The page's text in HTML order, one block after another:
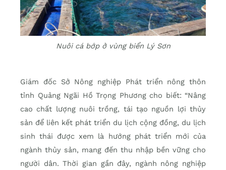
Nuôi cá bớp ở vùng biển Lý Sơn
Giám đốc Sở Nông nghiệp Phát triển nông thôn
tỉnh Quảng Ngãi Hồ Trọng Phương cho biết: “Nâng
cao chất lượng nuôi trồng, tái tạo nguồn lợi thủy
sản để liên kết phát triển du lịch cộng đồng, du lịch
sinh thái được xem là hướng phát triển mới của
ngành thủy sản, mang đến thu nhập bền vững cho
người dân. Thời gian gần đây, ngành nông nghiệp